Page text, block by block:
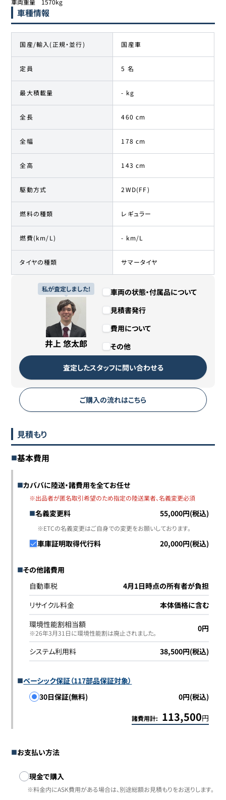
車種情報
国産/輸入(正規・並行) 国産車
定員 5 名
最大積載量 - kg
全長 460 cm
全幅 178 cm
全高 143 cm
駆動方式 2WD(FF)
燃料の種類 レギュラー
燃費(km/L) - km/L
タイヤの種類 サマータイヤ
私が査定しました!
井上 悠太郎
車両の状態・付属品について
見積書発行
費用について
その他
査定したスタッフに問い合わせる
ご購入の流れはこちら
見積もり
基本費用
カババに陸送・諸費用を全てお任せ
※出品者が匿名取引希望のため指定の陸送業者、名義変更必須
名義変更料 55,000円(税込)
※ETCの名義変更はご自身での変更をお願いしております。
車庫証明取得代行料 20,000円(税込)
その他諸費用
自動車税
4月1日時点の所有者が負担
リサイクル料金
本体価格に含む
環境性能割相当額
※26年3月31日に環境性能割は廃止されました｡ 0円
システム利用料 38,500円(税込)
ベーシック保証（117部品保証対象）
30日保証(無料)
0円(税込)
諸費用計: 113,500円
お支払い方法
お支払い方法
現金で購入
※料金内にASK費用がある場合は、別途総額お見積もりをお送りします。